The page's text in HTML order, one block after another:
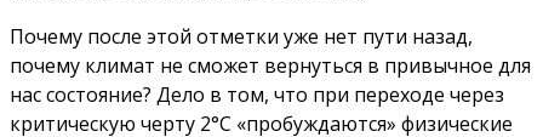
Почему после этой отметки уже нет пути назад,
почему климат не сможет вернуться в привычное для
нас состояние? Дело в том, что при переходе через
критическую черту 2°С «пробуждаются» физические